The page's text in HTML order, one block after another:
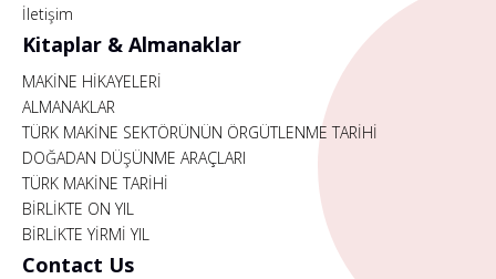
İletişim
Kitaplar & Almanaklar
MAKİNE HİKAYELERİ
ALMANAKLAR
TÜRK MAKİNE SEKTÖRÜNÜN ÖRGÜTLENME TARİHİ
DOĞADAN DÜŞÜNME ARAÇLARI
TÜRK MAKİNE TARİHİ
BİRLİKTE ON YIL
BİRLİKTE YİRMİ YIL
Contact Us